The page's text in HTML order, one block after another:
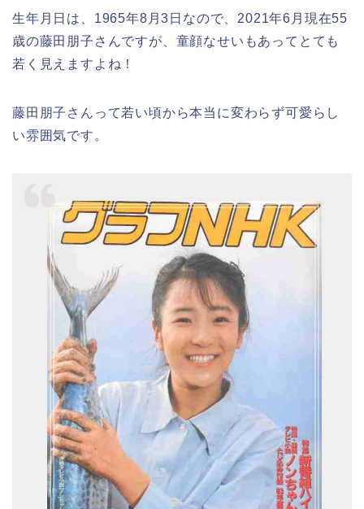
生年月日は、1965年8月3日なので、2021年6月現在55
歳の藤田朋子さんですが、童顔なせいもあってとても
若く見えますよね！
藤田朋子さんって若い頃から本当に変わらず可愛らし
い雰囲気です。